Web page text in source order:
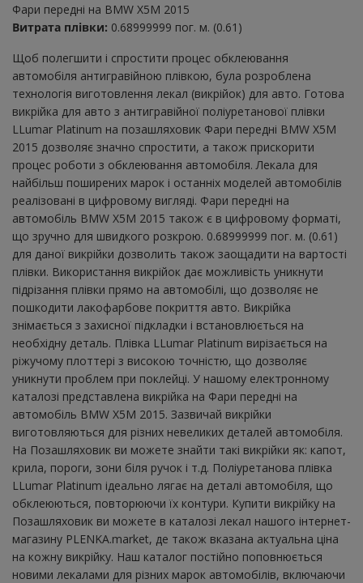
Фари передні на BMW X5M 2015
Витрата плівки: 0.68999999 пог. м. (0.61)
Щоб полегшити і спростити процес обклеювання
автомобіля антигравійною плівкою, була розроблена
технологія виготовлення лекал (викрійок) для авто. Готова
викрійка для авто з антигравійної поліуретанової плівки
LLumar Platinum на позашляховик Фари передні BMW X5M
2015 дозволяє значно спростити, а також прискорити
процес роботи з обклеювання автомобіля. Лекала для
найбільш поширених марок і останніх моделей автомобілів
реалізовані в цифровому вигляді. Фари передні на
автомобіль BMW X5M 2015 також є в цифровому форматі,
що зручно для швидкого розкрою. 0.68999999 пог. м. (0.61)
для даної викрійки дозволить також заощадити на вартості
плівки. Використання викрійок дає можливість уникнути
підрізання плівки прямо на автомобілі, що дозволяє не
пошкодити лакофарбове покриття авто. Викрійка
знімається з захисної підкладки і встановлюється на
необхідну деталь. Плівка LLumar Platinum вирізається на
ріжучому плоттері з високою точністю, що дозволяє
уникнути проблем при поклейці. У нашому електронному
каталозі представлена ​​викрійка на Фари передні на
автомобіль BMW X5M 2015. Зазвичай викрійки
виготовляються для різних невеликих деталей автомобіля.
На Позашляховик ви можете знайти такі викрійки як: капот,
крила, пороги, зони біля ручок і т.д. Поліуретанова плівка
LLumar Platinum ідеально лягає на деталі автомобіля, що
обклеюються, повторюючи їх контури. Купити викрійку на
Позашляховик ви можете в каталозі лекал нашого інтернет-
магазину PLENKA.market, де також вказана актуальна ціна
на кожну викрійку. Наш каталог постійно поповнюється
новими лекалами для різних марок автомобілів, включаючи